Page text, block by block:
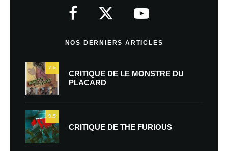
NOS DERNIERS ARTICLES
7.5
CRITIQUE DE LE MONSTRE DU
PLACARD
9.5
CRITIQUE DE THE FURIOUS